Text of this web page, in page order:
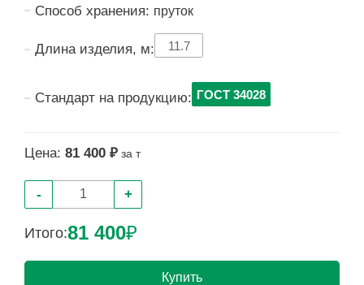
Способ хранения: пруток
Длина изделия, м: 11.7
Стандарт на продукцию: ГОСТ 34028
Цена: 81 400 ₽ за т
- +
Итого:81 400₽
Купить